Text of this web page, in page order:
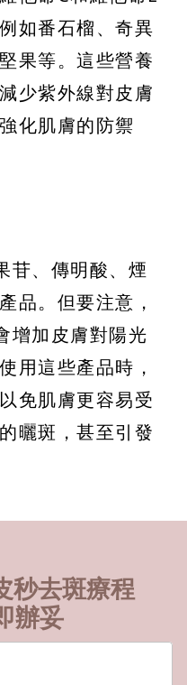
如番石榴、奇異
果等。這些營養
少紫外線對皮膚
化肌膚的防禦
苷、傳明酸、煙
品。但要注意，
增加皮膚對陽光
用這些產品時，
免肌膚更容易受
曬斑，甚至引發
秒去斑療程
辦妥